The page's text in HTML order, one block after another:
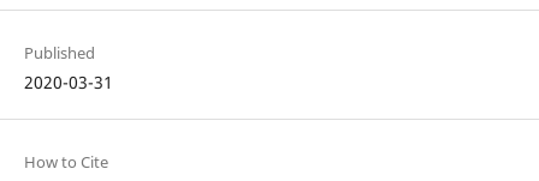
Published
2020-03-31
How to Cite